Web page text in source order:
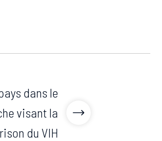
dans le
visant la
du VIH